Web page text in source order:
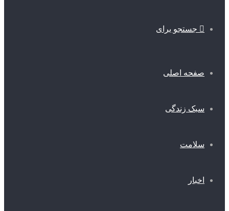
جستجو برای
صفحه اصلی
سبک زندگی
سلامت
اخبار